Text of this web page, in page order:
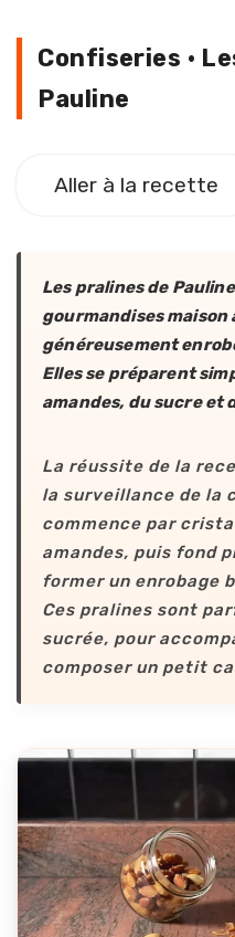
Les pralines
Confiseries ·
Pauline
Aller à la recette
Les pralines de
gourmandises
généreusement
Elles se préparent
amandes, du sucre et
La réussite de la
la surveillance de la
commence par
amandes, puis fond
former un
Ces pralines sont
sucrée, pour
composer un petit